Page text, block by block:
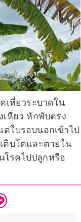
เหี่ยวระบาดใน
เหี่ยว หักพับตรง
ใบรอบนอกเข้าไป
ติบโตและตายใน
รคไปปลูกหรือ